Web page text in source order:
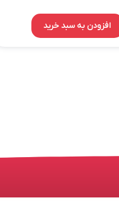
افزودن به سبد خرید